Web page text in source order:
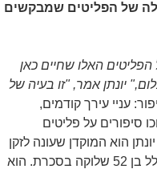
של הפליטים שמבקשים
האלו שחיים כאן
יונתן אמר, "זו בעיה של
עניי עירך קודמים,
סיפורים על פליטים
הוא המוקדן שעונה לזקן
שאיננו זקן כלל, הוא מובטל עלוב ואומלל בן 52 שלוקה בסכרת. הוא